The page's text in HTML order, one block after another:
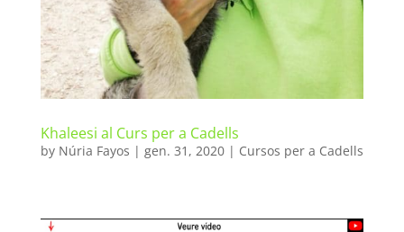
Khaleesi al Curs per a Cadells
by Núria Fayos | gen. 31, 2020| Cursos per a Cadells